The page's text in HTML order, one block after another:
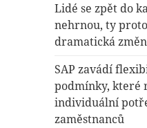
Lidé se zpět do
nehrnou, ty
dramatická
SAP zavádí
podmínky, které
individuální
zaměstnanců